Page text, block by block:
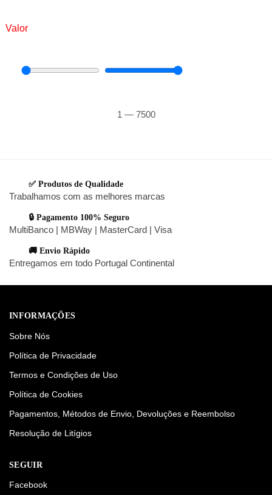
Valor
1 — 7500
✅ Produtos de Qualidade
Trabalhamos com as melhores marcas
🔒 Pagamento 100% Seguro
MultiBanco | MBWay | MasterCard | Visa
🚚 Envio Rápido
Entregamos em todo Portugal Continental
INFORMAÇÕES
Sobre Nós
Política de Privacidade
Termos e Condições de Uso
Política de Cookies
Pagamentos, Métodos de Envio, Devoluções e Reembolso
Resolução de Litígios
SEGUIR
Facebook